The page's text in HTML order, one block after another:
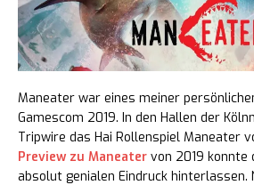
Maneater war eines meiner
Gamescom 2019. In den Hallen der
Tripwire das Hai Rollenspiel Maneater
Preview zu Maneater von 2019 konnte
absolut genialen Eindruck hinterlassen.